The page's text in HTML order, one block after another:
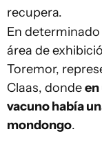
recupera.
En
área de
Toremor,
Claas, dondeen
vacuno había
mondongo.